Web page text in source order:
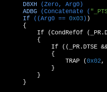
D8XH
(Zero, Arg0)
ADBG
(Concatenate (
If
((Arg0 == 0x03) )
{
If (CondRefOf
{
If ((_PR.DTSE
{
TRAP (
0x02,
}
}
}